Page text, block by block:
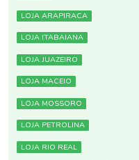
LOJA ARAPIRACA
LOJA ITABAIANA
LOJA JUAZEIRO
LOJA MACEIO
LOJA MOSSORO
LOJA PETROLINA
LOJA RIO REAL